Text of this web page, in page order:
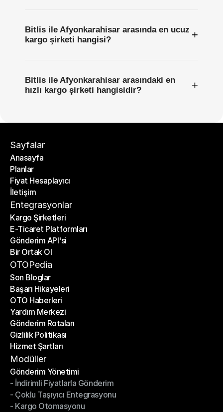
Bitlis ile Afyonkarahisar arasında en ucuz
kargo şirketi hangisi?
+
Bitlis ile Afyonkarahisar arasındaki en
hızlı kargo şirketi hangisidir?
+
Sayfalar
Anasayfa
Anasayfa
Planlar
Planlar
Fiyat Hesaplayıcı
Fiyat Hesaplayıcı
İletişim
İletişim
Entegrasyonlar
Kargo Şirketleri
Kargo Şirketleri
E-Ticaret Platformları
E-Ticaret Platformları
Gönderim API'si
Gönderim API'si
Bir Ortak Ol
Bir Ortak Ol
OTOPedia
Son Bloglar
Son Bloglar
Başarı Hikayeleri
Başarı Hikayeleri
OTO Haberleri
OTO Haberleri
Yardım Merkezi
Yardım Merkezi
Gönderim Rotaları
Gönderim Rotaları
Gizlilik Politikası
Gizlilik Politikası
Hizmet Şartları
Hizmet Şartları
Modüller
Gönderim Yönetimi
Gönderim Yönetimi
- İndirimli Fiyatlarla Gönderim
- İndirimli Fiyatlarla Gönderim
- Çoklu Taşıyıcı Entegrasyonu
- Çoklu Taşıyıcı Entegrasyonu
- Kargo Otomasyonu